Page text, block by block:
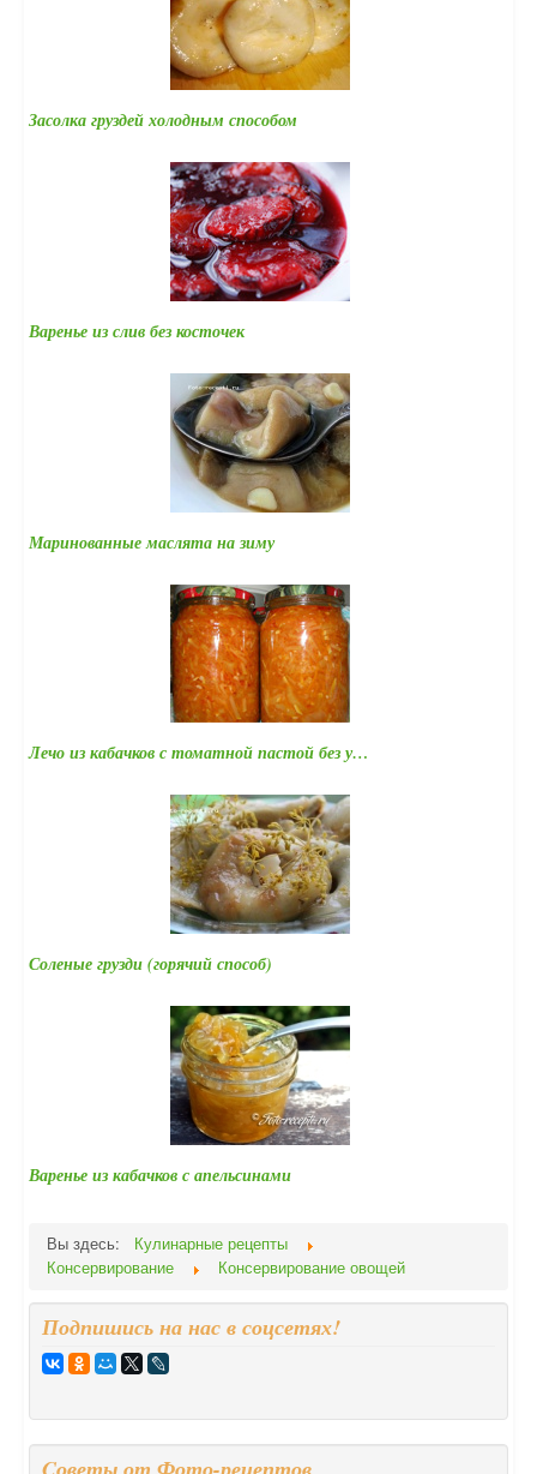
Засолка груздей холодным способом
Варенье из слив без косточек
Маринованные маслята на зиму
Лечо из кабачков с томатной пастой без у…
Соленые грузди (горячий способ)
Варенье из кабачков с апельсинами
Вы здесь:
Кулинарные рецепты
Консервирование
Консервирование овощей
Подпишись на нас в соцсетях!